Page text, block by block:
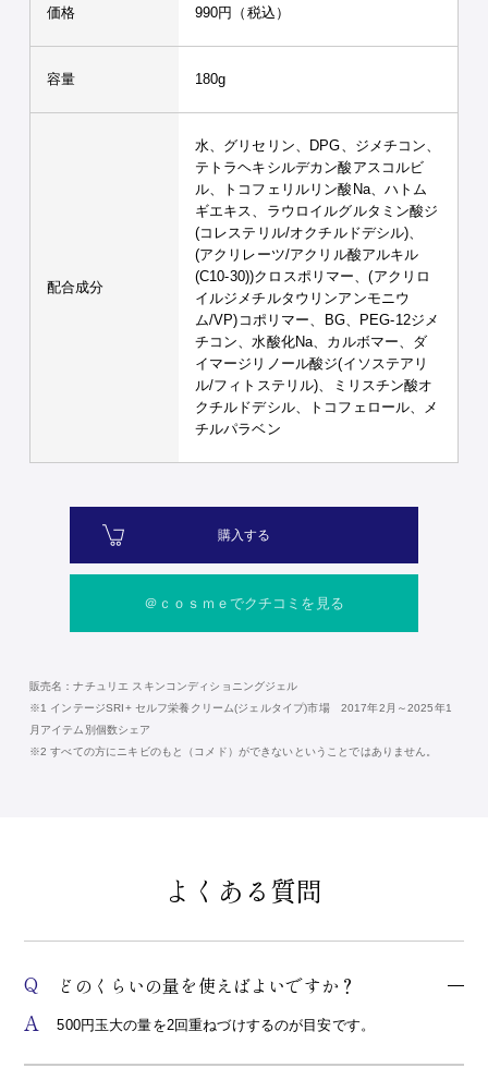
価格 990円（税込）
容量 180g
配合成分
水、グリセリン、DPG、ジメチコン、
テトラヘキシルデカン酸アスコルビ
ル、トコフェリルリン酸Na、ハトム
ギエキス、ラウロイルグルタミン酸ジ
(コレステリル/オクチルドデシル)、
(アクリレーツ/アクリル酸アルキル
(C10-30))クロスポリマー、(アクリロ
イルジメチルタウリンアンモニウ
ム/VP)コポリマー、BG、PEG-12ジメ
チコン、水酸化Na、カルボマー、ダ
イマージリノール酸ジ(イソステアリ
ル/フィトステリル)、ミリスチン酸オ
クチルドデシル、トコフェロール、メ
チルパラベン
購入する
＠ｃｏｓｍｅでクチコミを見る
販売名：ナチュリエ スキンコンディショニングジェル
※1 インテージSRI+ セルフ栄養クリーム(ジェルタイプ)市場 2017年2月～2025年1
月アイテム別個数シェア
※2 すべての方にニキビのもと（コメド）ができないということではありません。
よくある質問
Q どのくらいの量を使えばよいですか？
A 500円玉大の量を2回重ねづけするのが目安です。